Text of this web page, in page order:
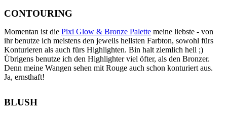
CONTOURING
Momentan ist die Pixi Glow & Bronze Palette meine liebste - von
ihr benutze ich meistens den jeweils hellsten Farbton, sowohl fürs
Konturieren als auch fürs Highlighten. Bin halt ziemlich hell ;)
Übrigens benutze ich den Highlighter viel öfter, als den Bronzer.
Denn meine Wangen sehen mit Rouge auch schon konturiert aus.
Ja, ernsthaft!
BLUSH